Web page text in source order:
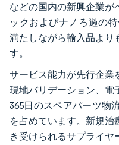
などの国内の新興企業が
ックおよびナノろ過の
満たしながら輸入品より
す。
サービス能力が先行企業
現地バリデーション、電
365日のスペアパーツ物
を占めています。新規治
き受けられるサプライヤ